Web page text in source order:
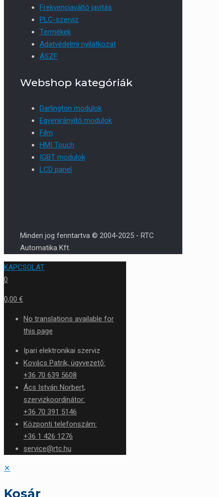
Frekvenciaváltó javítás
PLC-szerviz
Termékek
Adatvédelmi nyilatkozat
ÁSZF
Webshop kategóriák
Darlington modulok
Egyenirányító modulok
Film
HMI Touch
IGBT modulok
LCD panel
Minden jog fenntartva © 2004-2025 - RTC
Automatika Kft.
KAPCSOLAT
0
0,00 €
No translations available for
this page
Ipari elektronikai szerviz
Kovács Patrik, ügyvezető:
+36 70 639 5608
Ács István Norbert,
szervizkoordinátor:
+36 70 391 5146
Központi telefonszám:
+36 1 426 1276
service@rtc.hu
✕
Kosár